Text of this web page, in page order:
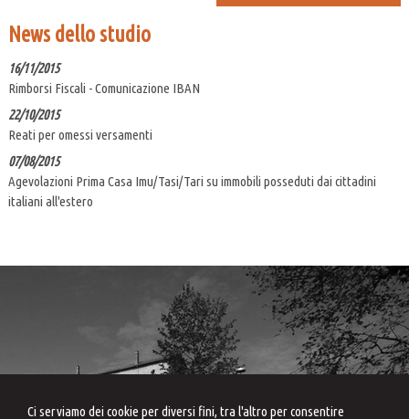
Ci serviamo dei cookie per diversi fini, tra l'altro per consentire
News dello studio
16/11/2015
Rimborsi Fiscali - Comunicazione IBAN
22/10/2015
Reati per omessi versamenti
07/08/2015
Agevolazioni Prima Casa Imu/Tasi/Tari su immobili posseduti dai cittadini
italiani all'estero